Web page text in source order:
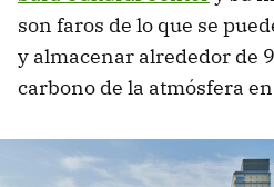
son faros de lo que se
y almacenar alrededor de
carbono de la atmósfera